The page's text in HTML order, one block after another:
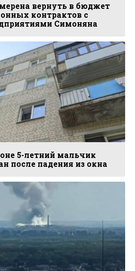
вернуть в бюджет
контрактов с
Симоняна
5-летний мальчик
после падения из окна